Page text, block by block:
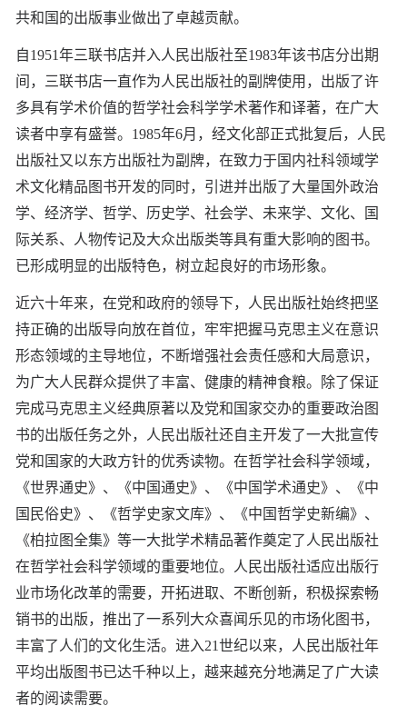
共和国的出版事业做出了卓越贡献。
自1951年三联书店并入人民出版社至1983年该书店分出期
间，三联书店一直作为人民出版社的副牌使用，出版了许
多具有学术价值的哲学社会科学学术著作和译著，在广大
读者中享有盛誉。1985年6月，经文化部正式批复后，人民
出版社又以东方出版社为副牌，在致力于国内社科领域学
术文化精品图书开发的同时，引进并出版了大量国外政治
学、经济学、哲学、历史学、社会学、未来学、文化、国
际关系、人物传记及大众出版类等具有重大影响的图书。
已形成明显的出版特色，树立起良好的市场形象。
近六十年来，在党和政府的领导下，人民出版社始终把坚
持正确的出版导向放在首位，牢牢把握马克思主义在意识
形态领域的主导地位，不断增强社会责任感和大局意识，
为广大人民群众提供了丰富、健康的精神食粮。除了保证
完成马克思主义经典原著以及党和国家交办的重要政治图
书的出版任务之外，人民出版社还自主开发了一大批宣传
党和国家的大政方针的优秀读物。在哲学社会科学领域，
《世界通史》、《中国通史》、《中国学术通史》、《中
国民俗史》、《哲学史家文库》、《中国哲学史新编》、
《柏拉图全集》等一大批学术精品著作奠定了人民出版社
在哲学社会科学领域的重要地位。人民出版社适应出版行
业市场化改革的需要，开拓进取、不断创新，积极探索畅
销书的出版，推出了一系列大众喜闻乐见的市场化图书，
丰富了人们的文化生活。进入21世纪以来，人民出版社年
平均出版图书已达千种以上，越来越充分地满足了广大读
者的阅读需要。